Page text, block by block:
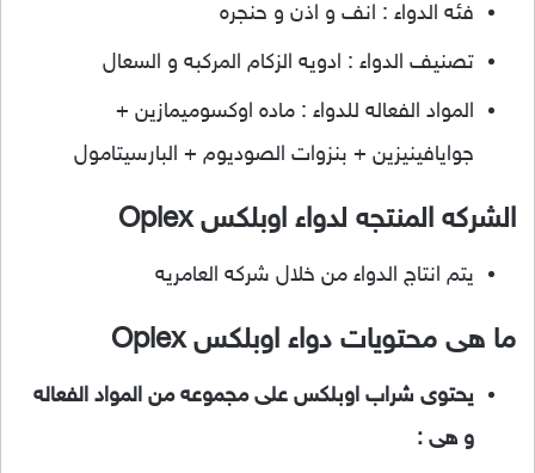
فئه الدواء : انف و اذن و حنجره
تصنيف الدواء : ادويه الزكام المركبه و السعال
المواد الفعاله للدواء : ماده اوكسوميمازين +
جوايافينيزين + بنزوات الصوديوم + البارسيتامول
الشركه المنتجه لدواء اوبلكس Oplex
يتم انتاج الدواء من خلال شركه العامريه
ما هى محتويات دواء اوبلكس Oplex
يحتوى شراب اوبلكس على مجموعه من المواد الفعاله
و هى :